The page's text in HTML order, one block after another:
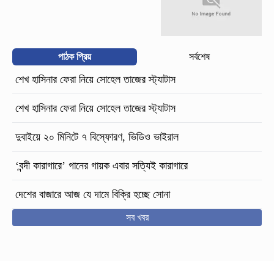
পাঠক প্রিয় সর্বশেষ
শেখ হাসিনার ফেরা নিয়ে সোহেল তাজের স্ট্যাটাস
শেখ হাসিনার ফেরা নিয়ে সোহেল তাজের স্ট্যাটাস
দুবাইয়ে ২০ মিনিটে ৭ বিস্ফোরণ, ভিডিও ভাইরাল
‘বন্দী কারাগারে’ গানের গায়ক এবার সত্যিই কারাগারে
দেশের বাজারে আজ যে দামে বিক্রি হচ্ছে সোনা
সব খবর